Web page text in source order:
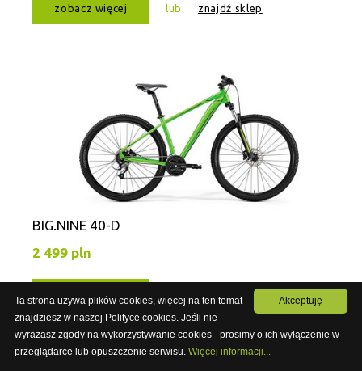
PRZEJDŹ NA NOWĄ STRONĘ
zobacz więcej lub znajdź sklep
BIG.NINE 40-D
2 499 pln
zobacz więcej lub znajdź sklep Akceptuję
Ta strona używa plików cookies, więcej na ten temat
znajdziesz w naszej Polityce cookies. Jeśli nie
wyrażasz zgody na wykorzystywanie cookies - prosimy o ich wyłączenie w
przeglądarce lub opuszczenie serwisu. Więcej informacji...